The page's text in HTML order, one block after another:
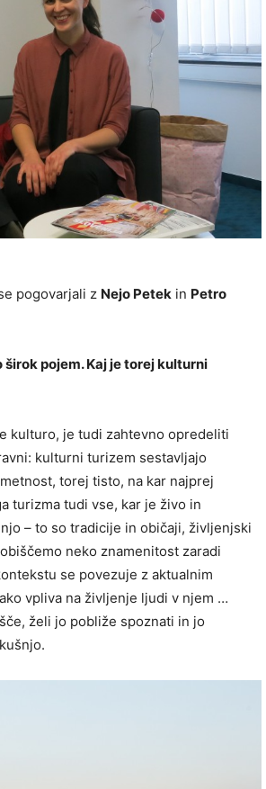
pogovarjali z Nejo Petek in Petro
pojem. Kaj je torej kulturni
kulturo, je tudi zahtevno opredeliti
kulturni turizem sestavljajo
torej tisto, na kar najprej
turizma tudi vse, kar je živo in
– to so tradicije in običaji, življenjski
neko znamenitost zaradi
se povezuje z aktualnim
vpliva na življenje ljudi v njem …
želi jo pobliže spoznati in jo